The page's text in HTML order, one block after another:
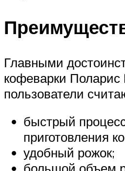
Главными
кофеварки Поларис
пользователи
быстрый
приготовления
удобный рожок;